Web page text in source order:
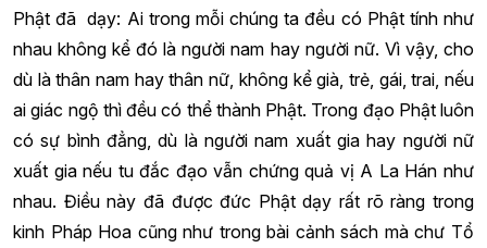
Phật đã dạy: Ai trong mỗi chúng ta đều có Phật tính như
nhau không kể đó là người nam hay người nữ. Vì vậy, cho
dù là thân nam hay thân nữ, không kể già, trẻ, gái, trai, nếu
ai giác ngộ thì đều có thể thành Phật. Trong đạo Phật luôn
có sự bình đẳng, dù là người nam xuất gia hay người nữ
xuất gia nếu tu đắc đạo vẫn chứng quả vị A La Hán như
nhau. Điều này đã được đức Phật dạy rất rõ ràng trong
kinh Pháp Hoa cũng như trong bài cảnh sách mà chư Tổ